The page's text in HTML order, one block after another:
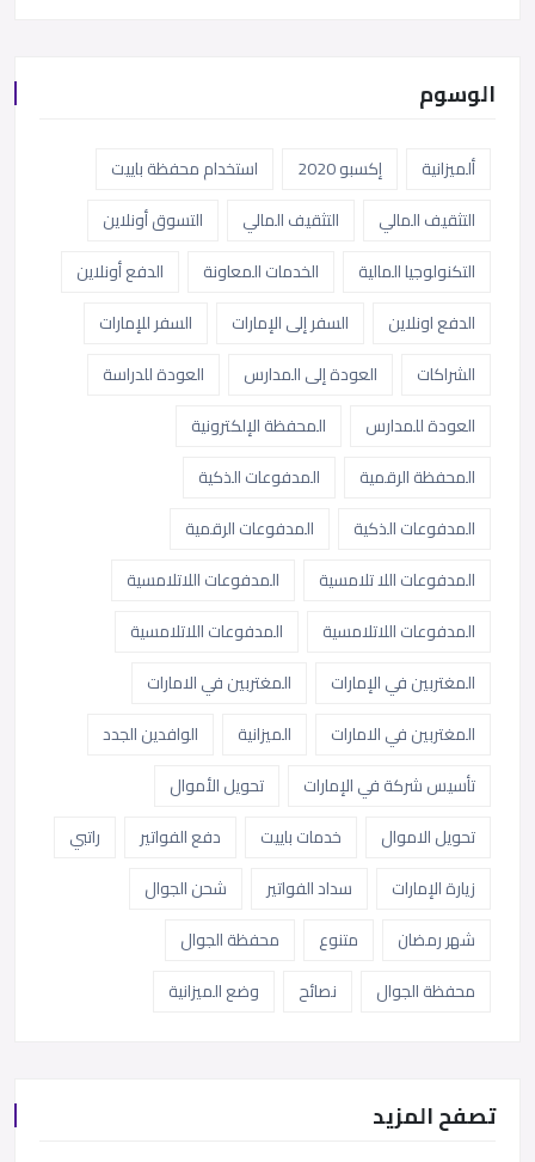
الوسوم
ألميزانية إكسبو 2020
استخدام محفظة باييت
التثقيف المالي
التثقيف المالي
التسوق أونلاين
التكنولوجيا المالية
الخدمات المعاونة
الدفع أونلاين
الدفع اونلاين
السفر إلى الإمارات
السفر للإمارات
الشراكات
العودة إلى المدارس
العودة للدراسة
العودة للمدارس
المحفظة الإلكترونية
المحفظة الرقمية
المدفوعات الذكية
المدفوعات الذكية
المدفوعات الرقمية
المدفوعات اللا تلامسية
المدفوعات اللاتلامسية
المدفوعات اللاتلامسية
المدفوعات اللاتلامسية
المغتربين في الإمارات
المغتربين في الامارات
المغتربين في الامارات
الميزانية
الوافدين الجدد
تأسيس شركة في الإمارات
تحويل الأموال
تحويل الاموال
خدمات باييت دفع الفواتير
راتبي
زيارة الإمارات
سداد الفواتير
شحن الجوال
شهر رمضان
متنوع
محفظة الجوال
محفظة الجوال
نصائح وضع الميزانية
تصفح المزيد